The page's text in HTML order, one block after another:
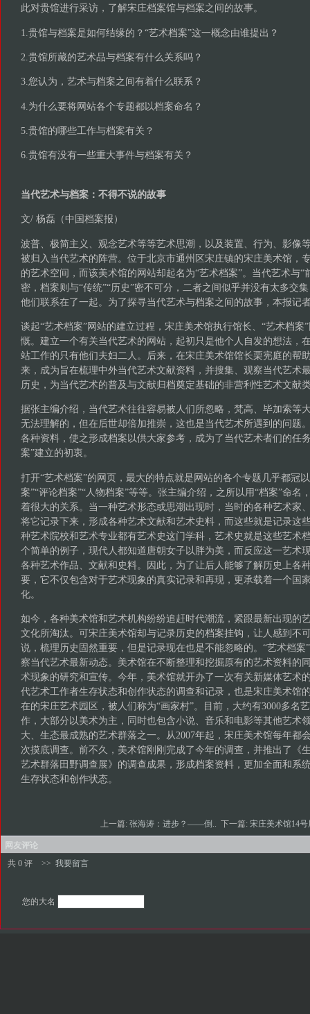
此对贵馆进行采访，了解宋庄档案馆与档案之间的故事。
1.贵馆与档案是如何结缘的？“艺术档案”这一概念由谁提出？
2.贵馆所藏的艺术品与档案有什么关系吗？
3.您认为，艺术与档案之间有着什么联系？
4.为什么要将网站各个专题都以档案命名？
5.贵馆的哪些工作与档案有关？
6.贵馆有没有一些重大事件与档案有关？
当代艺术与档案：不得不说的故事
文/ 杨磊（中国档案报）
波普、极简主义、观念艺术等等艺术思潮，以及装置、行为、影像
被归入当代艺术的阵营。位于北京市通州区宋庄镇的宋庄美术馆，
的艺术空间，而该美术馆的网站却起名为“艺术档案”。当代艺术与“
密，档案则与“传统”“历史”密不可分，二者之间似乎并没有太多交
他们联系在了一起。为了探寻当代艺术与档案之间的故事，本报记
谈起“艺术档案”网站的建立过程，宋庄美术馆执行馆长、“艺术档案
慨。建立一个有关当代艺术的网站，起初只是他个人自发的想法，
站工作的只有他们夫妇二人。后来，在宋庄美术馆馆长栗宪庭的帮
来，成为旨在梳理中外当代艺术文献资料，并搜集、观察当代艺术
历史，为当代艺术的普及与文献归档奠定基础的非营利性艺术文献
据张主编介绍，当代艺术往往容易被人们所忽略，梵高、毕加索等
无法理解的，但在后世却倍加推崇，这也是当代艺术所遇到的问题
各种资料，使之形成档案以供大家参考，成为了当代艺术者们的任
案”建立的初衷。
打开“艺术档案”的网页，最大的特点就是网站的各个专题几乎都冠
案”“评论档案”“人物档案”等等。张主编介绍，之所以用“档案”命名
着很大的关系。当一种艺术形态或思潮出现时，当时的各种艺术家
将它记录下来，形成各种艺术文献和艺术史料，而这些就是记录这
种艺术院校和艺术专业都有艺术史这门学科，艺术史就是这些艺术
个简单的例子，现代人都知道唐朝女子以胖为美，而反应这一艺术
各种艺术作品、文献和史料。因此，为了让后人能够了解历史上各
要，它不仅包含对于艺术现象的真实记录和再现，更承载着一个国
化。
如今，各种美术馆和艺术机构纷纷追赶时代潮流，紧跟最新出现的
文化所淘汰。可宋庄美术馆却与记录历史的档案挂钩，让人感到不
说，梳理历史固然重要，但是记录现在也是不能忽略的。“艺术档案
察当代艺术最新动态。美术馆在不断整理和挖掘原有的艺术资料的
术现象的研究和宣传。今年，美术馆就开办了一次有关新媒体艺术
代艺术工作者生存状态和创作状态的调查和记录，也是宋庄美术馆
在的宋庄艺术园区，被人们称为“画家村”。目前，大约有3000多名
作，大部分以美术为主，同时也包含小说、音乐和电影等其他艺术
大、生态最成熟的艺术群落之一。从2007年起，宋庄美术馆每年都
次摸底调查。前不久，美术馆刚刚完成了今年的调查，并推出了
艺术群落田野调查展》的调查成果，形成档案资料，更加全面和系
生存状态和创作状态。
上一篇:张海涛：进步？——倒.. 下一篇:宋庄美术馆14
网友评论
共 0 评
>> 我要留言
您的大名